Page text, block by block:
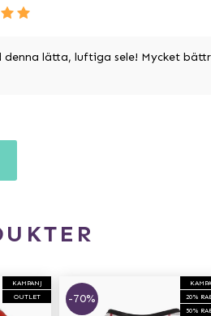
denna lätta, luftiga sele! Mycket
KAMPANJ
OUTLET
20%
50%
-70%